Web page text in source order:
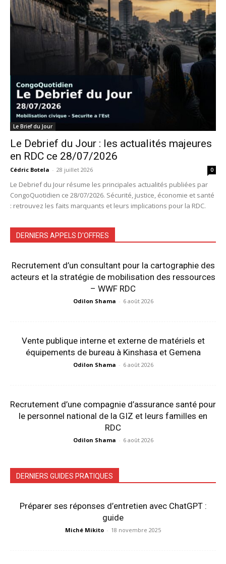
Le Brief du Jour
Le Debrief du Jour : les actualités majeures
en RDC ce 28/07/2026
Cédric Botela - 28 juillet 2026 0
Le Debrief du Jour résume les principales actualités publiées par
CongoQuotidien ce 28/07/2026. Sécurité, justice, économie et santé
: retrouvez les faits marquants et leurs implications pour la RDC.
DERNIERS APPELS D'OFFRES
Recrutement d’un consultant pour la cartographie des
acteurs et la stratégie de mobilisation des ressources
– WWF RDC
Odilon Shama - 6 août 2026
Vente publique interne et externe de matériels et
équipements de bureau à Kinshasa et Gemena
Odilon Shama - 6 août 2026
Recrutement d’une compagnie d’assurance santé pour
le personnel national de la GIZ et leurs familles en
RDC
Odilon Shama - 6 août 2026
DERNIERS GUIDES PRATIQUES
Préparer ses réponses d’entretien avec ChatGPT :
guide
Miché Mikito - 18 novembre 2025